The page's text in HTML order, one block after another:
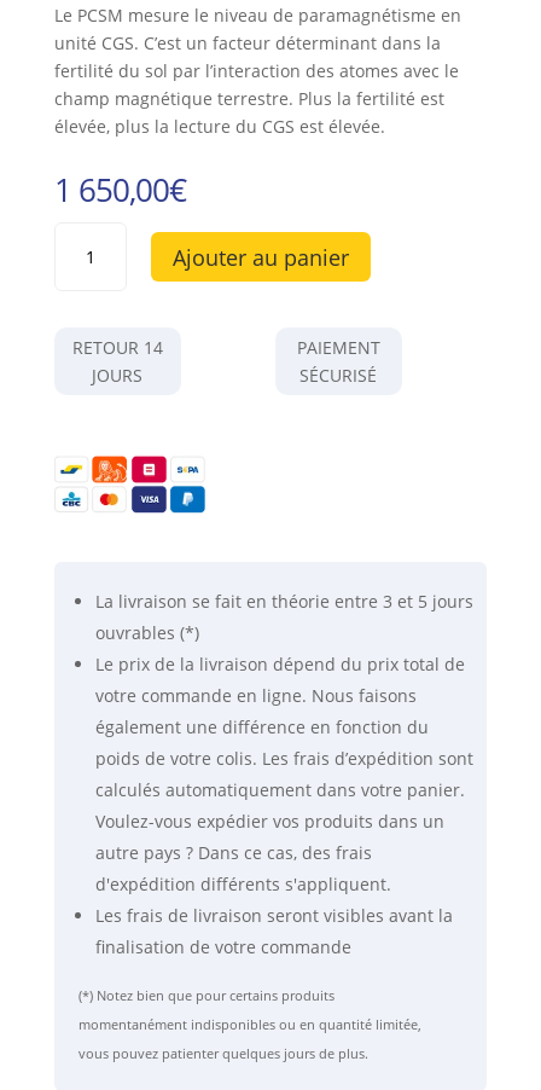
Le PCSM mesure le niveau de paramagnétisme en
unité CGS. C’est un facteur déterminant dans la
fertilité du sol par l’interaction des atomes avec le
champ magnétique terrestre. Plus la fertilité est
élevée, plus la lecture du CGS est élevée.
1 650,00€
mesure
VD
Ajouter au panier
RETOUR 14
JOURS
PAIEMENT
SÉCURISÉ
La livraison se fait en théorie entre 3 et 5 jours
ouvrables (*)
Le prix de la livraison dépend du prix total de
votre commande en ligne. Nous faisons
également une différence en fonction du
poids de votre colis. Les frais d’expédition sont
calculés automatiquement dans votre panier.
Voulez-vous expédier vos produits dans un
autre pays ? Dans ce cas, des frais
d'expédition différents s'appliquent.
Les frais de livraison seront visibles avant la
finalisation de votre commande
(*) Notez bien que pour certains produits
momentanément indisponibles ou en quantité limitée,
vous pouvez patienter quelques jours de plus.